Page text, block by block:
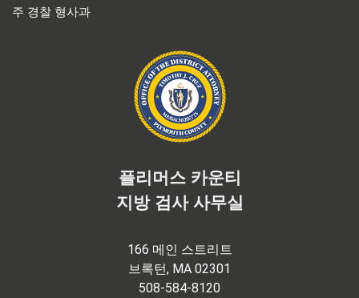
주 경찰 형사과
플리머스 카운티
지방 검사 사무실
166 메인 스트리트
브록턴, MA 02301
508-584-8120